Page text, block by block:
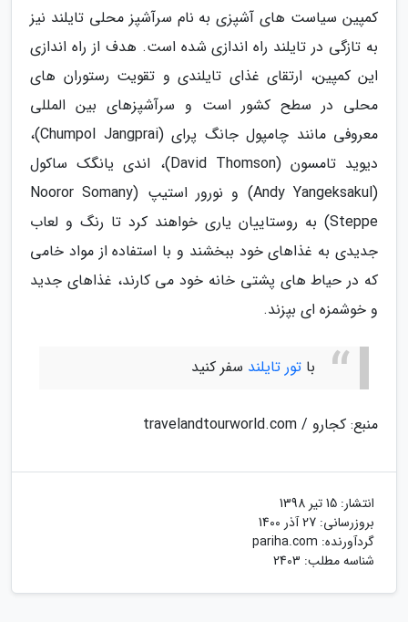
کمپین سیاست های آشپزی به نام سرآشپز محلی تایلند نیز
به تازگی در تایلند راه اندازی شده است. هدف از راه اندازی
این کمپین، ارتقای غذای تایلندی و تقویت رستوران های
محلی در سطح کشور است و سرآشپزهای بین المللی
معروفی مانند چامپول جانگ پرای (Chumpol Jangprai)،
دیوید تامسون (David Thomson)، اندی یانگک ساکول
(Andy Yangeksakul) و نورور استیپ (Nooror Somany
Steppe) به روستاییان یاری خواهند کرد تا رنگ و لعاب
جدیدی به غذاهای خود ببخشند و با استفاده از مواد خامی
که در حیاط های پشتی خانه خود می کارند، غذاهای جدید
و خوشمزه ای بپزند.
با تور تایلند سفر کنید
منبع: کجارو / travelandtourworld.com
انتشار: 15 تیر 1398
بروزرسانی: 27 آذر 1400
گردآورنده: pariha.com
شناسه مطلب: 2403